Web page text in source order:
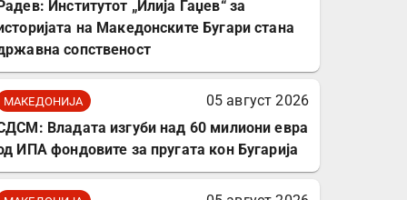
Институтот „Илија Гаџев“ за
на Македонските Бугари стана
сопственост
МАКЕДОНИЈА
05 август 2026
Владата изгуби над 60 милиони евра
ИПА фондовите за пругата кон Бугарија